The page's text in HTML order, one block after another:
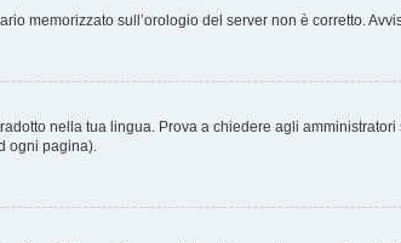
memorizzato sull’orologio del server non è corretto.
nella tua lingua. Prova a chiedere agli
ogni pagina).